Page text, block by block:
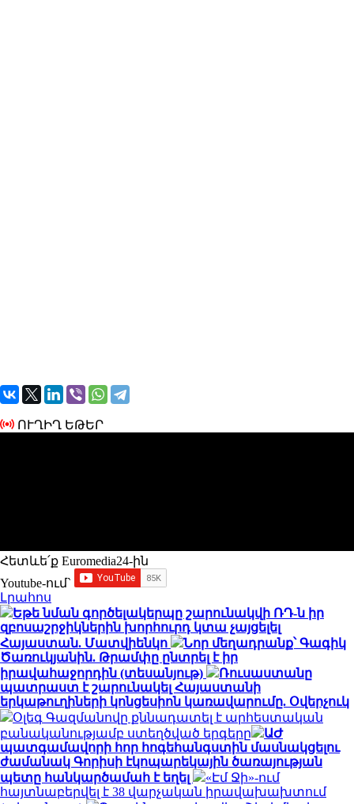
ՈՒՂԻՂ ԵԹԵՐ
Հետևե՛ք Euromedia24-ին
Youtube-ում`
Լրահոս
Եթե նման գործելակերպը շարունակվի ՌԴ-ն իր
զբոսաշրջիկներին խորհուրդ կտա չայցելել
Հայաստան. Մատվիենկո
Նոր մեղադրանք՝ Գագիկ
Ծառուկյանին. Թրամփը ընտրել է իր
իրավահաջորդին (տեսանյութ)
Ռուսաստանը
պատրաստ է շարունակել Հայաստանի
երկաթուղիների կոնցեսիոն կառավարումը. Օվերչուկ
Օլեգ Գազմանովը քննադատել է արհեստական
բանականությամբ ստեղծված երգերը
ԱԺ
պատգամավորի հոր հոգեհանգստին մասնակցելու
ժամանակ Գորիսի էկոպարեկային ծառայության
պետը հանկարծամահ է եղել
«Էմ Ջի»-ում
հայտնաբերվել է 38 վարչական իրավախախտում